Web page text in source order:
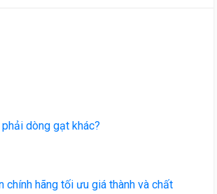
dòng gạt khác?
hãng tối ưu giá thành và chất